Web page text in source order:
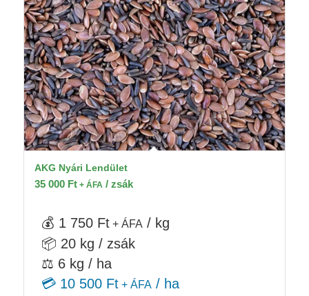
AKG Nyári Lendület
35 000 Ft+ ÁFA / zsák
💰 1 750 Ft+ ÁFA / kg
📦 20 kg / zsák
⚖️ 6 kg / ha
💳 10 500 Ft+ ÁFA/ ha